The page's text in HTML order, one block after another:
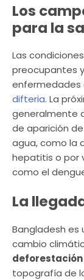
Los
para la
Las
preocupantes
enfermedades
difteria. La
generalmente
de aparición
agua, como la
hepatitis o por
como el
La
Bangladesh es
cambio
deforestación
topografía de